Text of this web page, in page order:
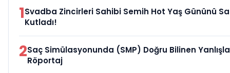
1Svadba Zincirleri Sahibi Semih Hot Yaş Gününü
Kutladı!
2Saç Simülasyonunda (SMP) Doğru Bilinen
Röportaj